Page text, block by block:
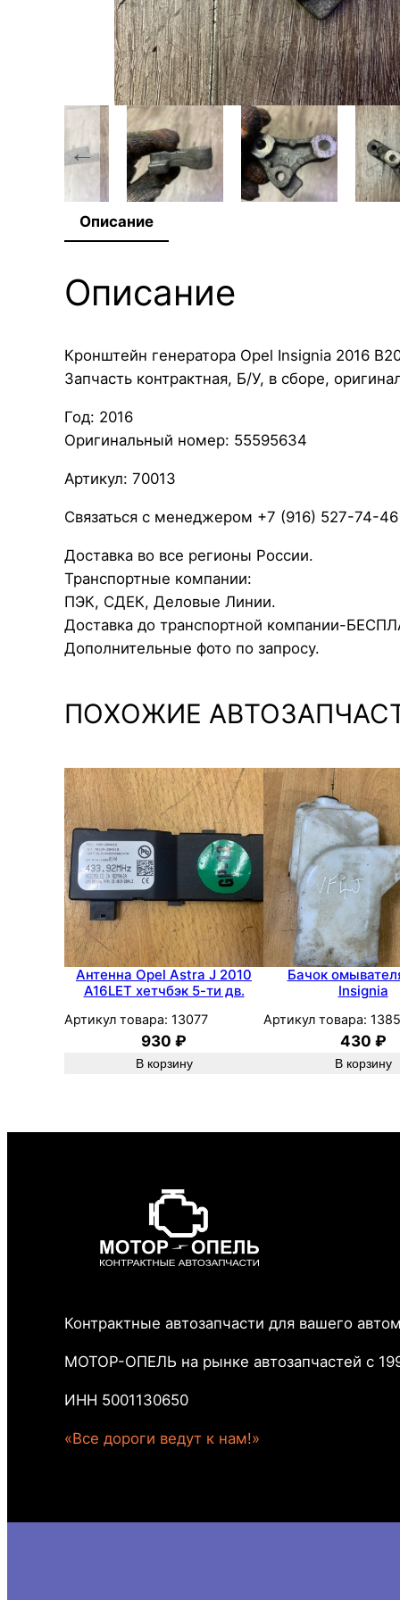
Описание
Описание
Кронштейн генератора Opel Insignia 2016
Запчасть контрактная, Б/У, в сборе,
Год: 2016
Оригинальный номер: 55595634
Артикул: 70013
Связаться с менеджером +7 (916) 527-74-46
Доставка во все регионы России.
Транспортные компании:
ПЭК, СДЕК, Деловые Линии.
Доставка до транспортной компании-
Дополнительные фото по запросу.
ПОХОЖИЕ
Антенна Opel Astra J 2010
A16LET хетчбэк 5-ти дв.
Артикул товара: 13077
930 ₽
В корзину
Бачок
Insignia
Артикул товара:
430 ₽
В корзину
Контрактные автозапчасти для вашего
МОТОР-ОПЕЛЬ на рынке автозапчастей с
ИНН 5001130650
«Все дороги ведут к нам!»